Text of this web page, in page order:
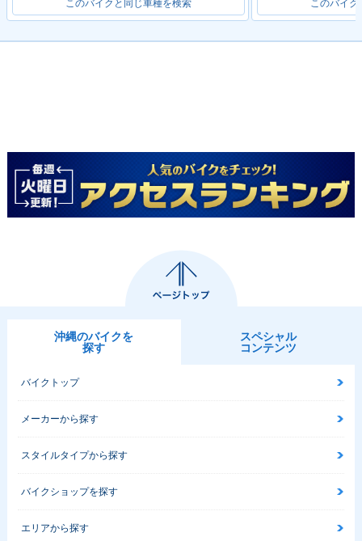
このバイクと同じ車種を検索 このバイク
沖縄のバイクを
探す
スペシャル
コンテンツ
バイクトップ
メーカーから探す
スタイルタイプから探す
バイクショップを探す
エリアから探す